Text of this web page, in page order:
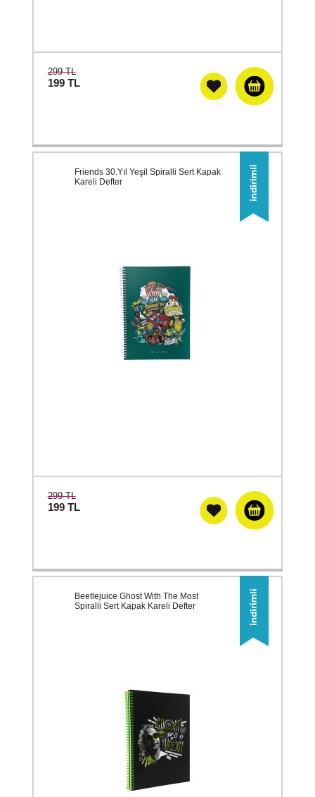
299 TL
199 TL
Friends 30.Yıl Yeşil Spiralli Sert Kapak
Kareli Defter
299 TL
199 TL
Beetlejuice Ghost With The Most
Spiralli Sert Kapak Kareli Defter